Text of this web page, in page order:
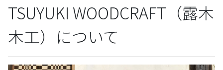
TSUYUKI WOODCRAFT（露木
木工）について